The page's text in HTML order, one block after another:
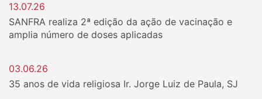
13.07.26
SANFRA realiza 2ª edição da ação de vacinação e
amplia número de doses aplicadas
03.06.26
35 anos de vida religiosa Ir. Jorge Luiz de Paula, SJ